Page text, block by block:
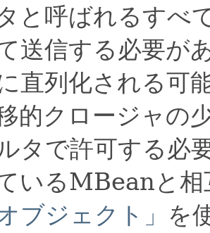
と呼ばれるすべ
送信する必要が
直列化される可
的クロージャの
タで許可する必
いるMBeanと相
ブジェクト」 を